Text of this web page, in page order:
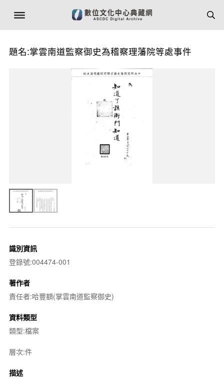
題名:掌雲南道監察御史為稽察理藩院等處事件
識別資訊
登錄號:004474-001
著作者
責任者:哈豐額(掌雲南道監察御史)
資料類型
類型:檔案
層次:件
描述